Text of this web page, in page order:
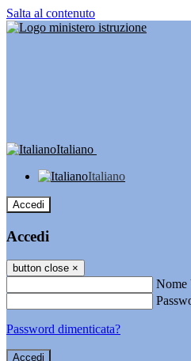
Salta al contenuto
Italiano
Italiano
Accedi
Accedi
button close ×
Nome
Password dimenticata?